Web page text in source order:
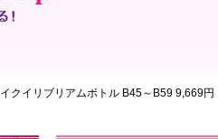
イクイリブリアムボトル B45～B59 9,669円